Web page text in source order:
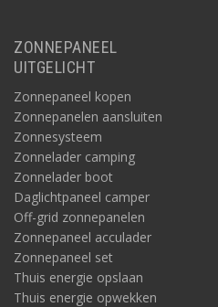
ZONNEPANEEL
UITGELICHT
Zonnepaneel kopen
Zonnepanelen aansluiten
Zonnesysteem
Zonnelader camping
Zonnelader boot
Daglichtpaneel camper
Off-grid zonnepanelen
Zonnepaneel acculader
Zonnepaneel set
Thuis energie opslaan
Thuis energie opwekken